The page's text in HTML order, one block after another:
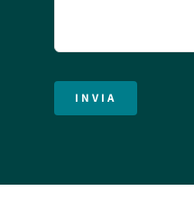
INVIA